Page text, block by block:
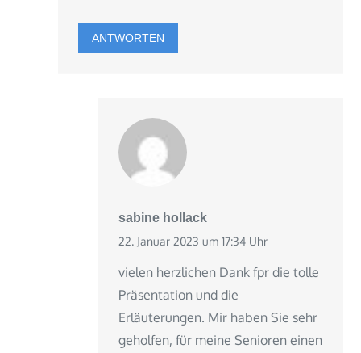
ANTWORTEN
sabine hollack
22. Januar 2023 um 17:34 Uhr
vielen herzlichen Dank fpr die tolle
Präsentation und die
Erläuterungen. Mir haben Sie sehr
geholfen, für meine Senioren einen